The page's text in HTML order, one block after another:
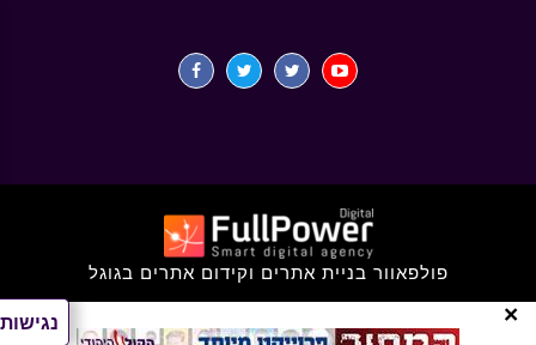
נגישות ×
פולפאוור בניית אתרים וקידום אתרים בגוגל